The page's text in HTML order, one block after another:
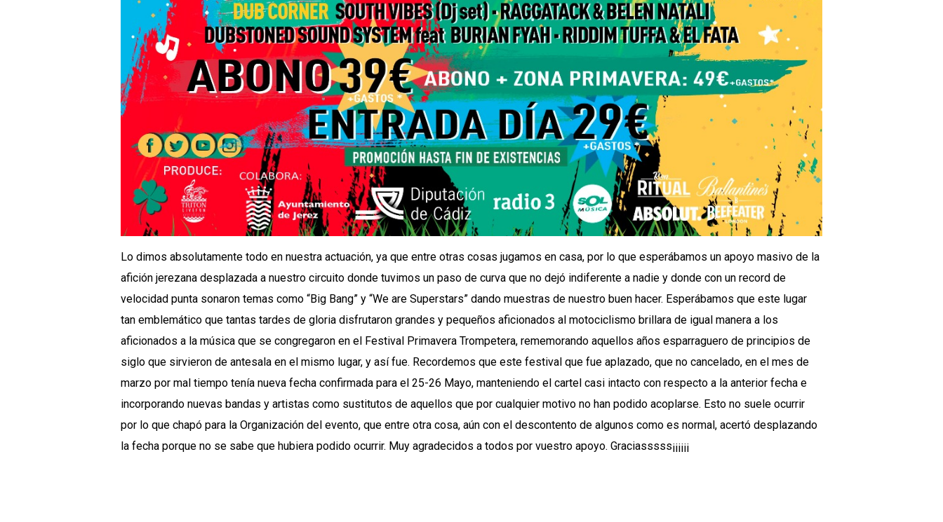
Lo dimos absolutamente todo en nuestra actuación, ya que entre otras cosas jugamos en casa, por lo que esperábamos un apoyo masivo de la
afición jerezana desplazada a nuestro circuito donde tuvimos un paso de curva que no dejó indiferente a nadie y donde con un record de
velocidad punta sonaron temas como “Big Bang” y “We are Superstars” dando muestras de nuestro buen hacer. Esperábamos que este lugar
tan emblemático que tantas tardes de gloria disfrutaron grandes y pequeños aficionados al motociclismo brillara de igual manera a los
aficionados a la música que se congregaron en el Festival Primavera Trompetera, rememorando aquellos años esparraguero de principios de
siglo que sirvieron de antesala en el mismo lugar, y así fue. Recordemos que este festival que fue aplazado, que no cancelado, en el mes de
marzo por mal tiempo tenía nueva fecha confirmada para el 25-26 Mayo, manteniendo el cartel casi intacto con respecto a la anterior fecha e
incorporando nuevas bandas y artistas como sustitutos de aquellos que por cualquier motivo no han podido acoplarse. Esto no suele ocurrir
por lo que chapó para la Organización del evento, que entre otra cosa, aún con el descontento de algunos como es normal, acertó desplazando
la fecha porque no se sabe que hubiera podido ocurrir. Muy agradecidos a todos por vuestro apoyo. Graciasssss¡¡¡¡¡¡